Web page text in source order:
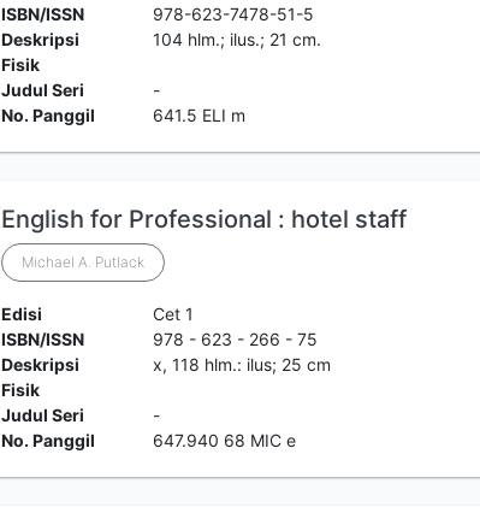
ISBN/ISSN
978-623-7478-51-5
Deskripsi
Fisik
104 hlm.; ilus.; 21 cm.
Judul Seri
-
No. Panggil
641.5 ELI m
English for Professional : hotel staff
Michael A. Putlack
Edisi
Cet 1
ISBN/ISSN
978 - 623 - 266 - 75
Deskripsi
Fisik
x, 118 hlm.: ilus; 25 cm
Judul Seri
-
No. Panggil
647.940 68 MIC e